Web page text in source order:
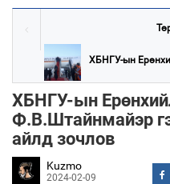
ХБНГУ-ын
ХБНГУ-ын
Ф.В.Штайнмайэр
айлд зочлов
Kuzmo
2024-02-09